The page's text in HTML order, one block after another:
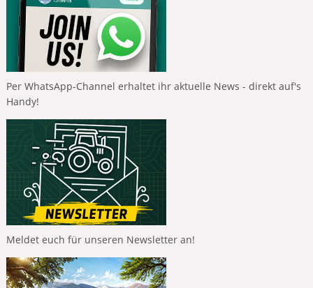
Per WhatsApp-Channel erhaltet ihr aktuelle News - direkt auf's
Handy!
Meldet euch für unseren Newsletter an!